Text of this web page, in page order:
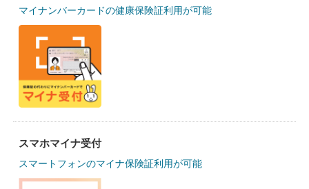
マイナンバーカードの健康保険証利用が可能
スマホマイナ受付
スマートフォンのマイナ保険証利用が可能